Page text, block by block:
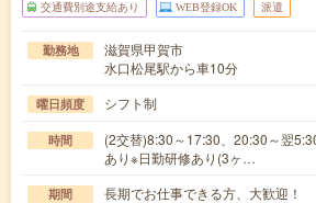
交通費別途支給あり WEB登録OK 派遣
勤務地
滋賀県甲賀市
水口松尾駅から車10分
曜日頻度 シフト制
時間
(2交替)8:30～17:30、20:30～翌
あり※日勤研修あり(3ヶ…
期間 長期でお仕事できる方、大歓迎！